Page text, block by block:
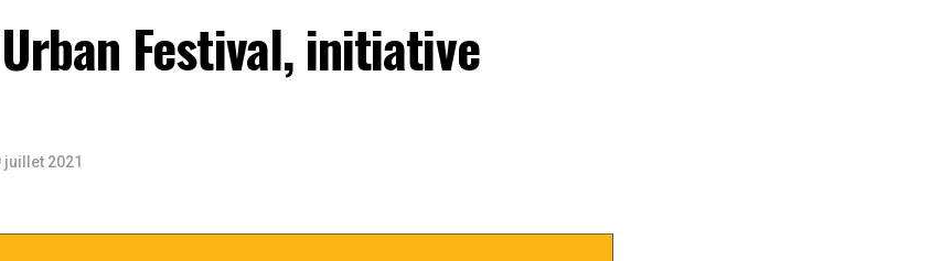
Festival, initiative
juillet 2021